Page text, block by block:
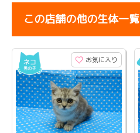
この店舗の他の生体一覧
お気に入り